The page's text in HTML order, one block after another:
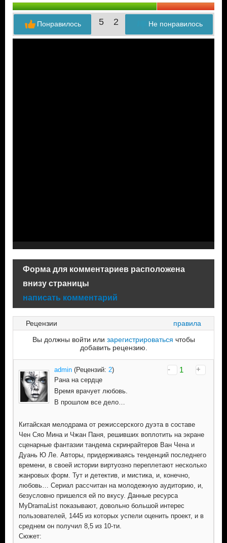
5 2 Не понравилось
Понравилось
Форма для комментариев расположена
внизу страницы
написать комментарий
Рецензии
правила
Вы должны войти или зарегистрироваться чтобы
добавить рецензию.
- 1 +
admin (Рецензий: 2)
Рана на сердце
Время врачует любовь.
В прошлом все дело…
Китайская мелодрама от режиссерского дуэта в составе
Чен Сяо Мина и Чжан Паня, решивших воплотить на экране
сценарные фантазии тандема скринрайтеров Ван Чена и
Дуань Ю Ле. Авторы, придерживаясь тенденций последнего
времени, в своей истории виртуозно переплетают несколько
жанровых форм. Тут и детектив, и мистика, и, конечно,
любовь… Сериал рассчитан на молодежную аудиторию, и,
безусловно пришелся ей по вкусу. Данные ресурса
MyDramaList показывают, довольно большой интерес
пользователей, 1445 из которых успели оценить проект, и в
среднем он получил 8,5 из 10-ти.
Сюжет: